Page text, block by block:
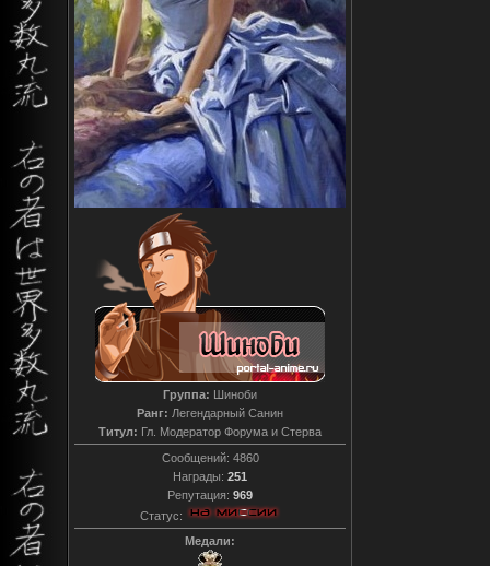
Группа: Шиноби
Ранг: Легендарный Санин
Титул: Гл. Модератор Форума и Стерва
Сообщений: 4860
Награды: 251
Репутация: 969
Статус:
Медали: